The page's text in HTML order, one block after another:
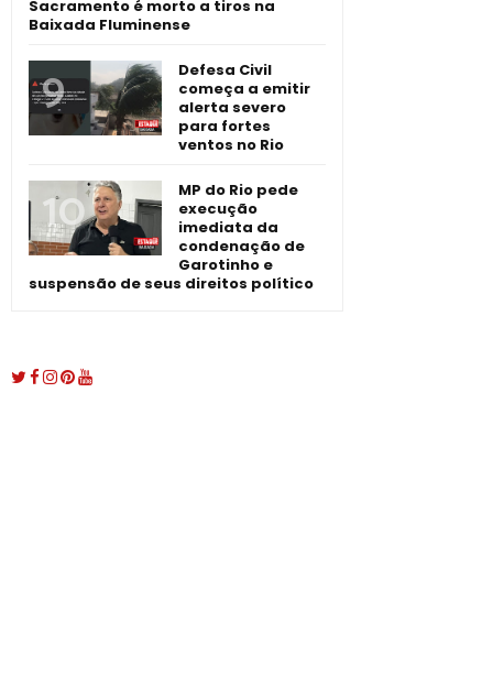
Sacramento é morto a tiros na
Baixada Fluminense
Defesa Civil
começa a emitir
alerta severo
para fortes
ventos no Rio
MP do Rio pede
execução
imediata da
condenação de
Garotinho e
suspensão de seus direitos político